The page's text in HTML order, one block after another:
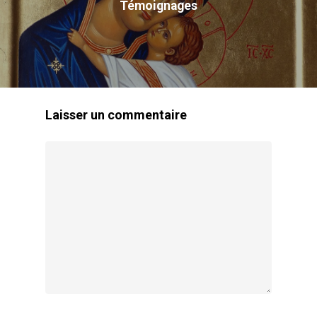
Témoignages
Laisser un commentaire
Missions
Reconnaissance
Prière
Témoignages